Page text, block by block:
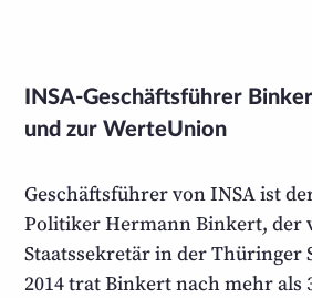
INSA-Geschäftsführer
und zur WerteUnion
Geschäftsführer von INSA ist
Politiker Hermann Binkert, der
Staats­sekretär in der Thüringer
2014 trat Binkert nach mehr als